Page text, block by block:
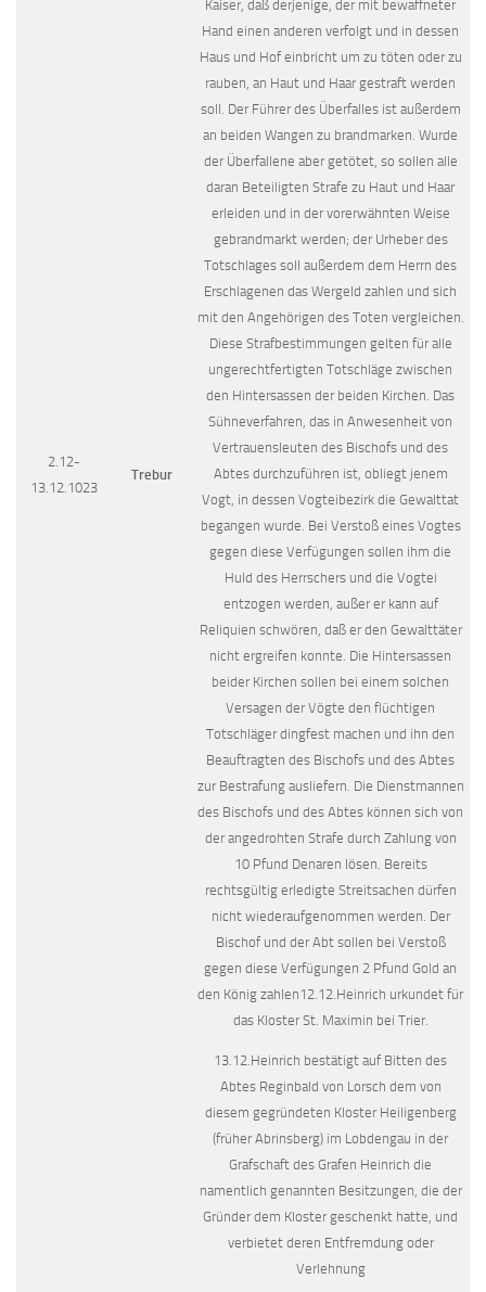
2.12-
13.12.1023
Trebur
Kaiser, daß derjenige, der mit bewaffneter
Hand einen anderen verfolgt und in dessen
Haus und Hof einbricht um zu töten oder zu
rauben, an Haut und Haar gestraft werden
soll. Der Führer des Überfalles ist außerdem
an beiden Wangen zu brandmarken. Wurde
der Überfallene aber getötet, so sollen alle
daran Beteiligten Strafe zu Haut und Haar
erleiden und in der vorerwähnten Weise
gebrandmarkt werden; der Urheber des
Totschlages soll außerdem dem Herrn des
Erschlagenen das Wergeld zahlen und sich
mit den Angehörigen des Toten vergleichen.
Diese Strafbestimmungen gelten für alle
ungerechtfertigten Totschläge zwischen
den Hintersassen der beiden Kirchen. Das
Sühneverfahren, das in Anwesenheit von
Vertrauensleuten des Bischofs und des
Abtes durchzuführen ist, obliegt jenem
Vogt, in dessen Vogteibezirk die Gewalttat
begangen wurde. Bei Verstoß eines Vogtes
gegen diese Verfügungen sollen ihm die
Huld des Herrschers und die Vogtei
entzogen werden, außer er kann auf
Reliquien schwören, daß er den Gewalttäter
nicht ergreifen konnte. Die Hintersassen
beider Kirchen sollen bei einem solchen
Versagen der Vögte den flüchtigen
Totschläger dingfest machen und ihn den
Beauftragten des Bischofs und des Abtes
zur Bestrafung ausliefern. Die Dienstmannen
des Bischofs und des Abtes können sich von
der angedrohten Strafe durch Zahlung von
10 Pfund Denaren lösen. Bereits
rechtsgültig erledigte Streitsachen dürfen
nicht wiederaufgenommen werden. Der
Bischof und der Abt sollen bei Verstoß
gegen diese Verfügungen 2 Pfund Gold an
den König zahlen12.12.Heinrich urkundet für
das Kloster St. Maximin bei Trier.
13.12.Heinrich bestätigt auf Bitten des
Abtes Reginbald von Lorsch dem von
diesem gegründeten Kloster Heiligenberg
(früher Abrinsberg) im Lobdengau in der
Grafschaft des Grafen Heinrich die
namentlich genannten Besitzungen, die der
Gründer dem Kloster geschenkt hatte, und
verbietet deren Entfremdung oder
Verlehnung